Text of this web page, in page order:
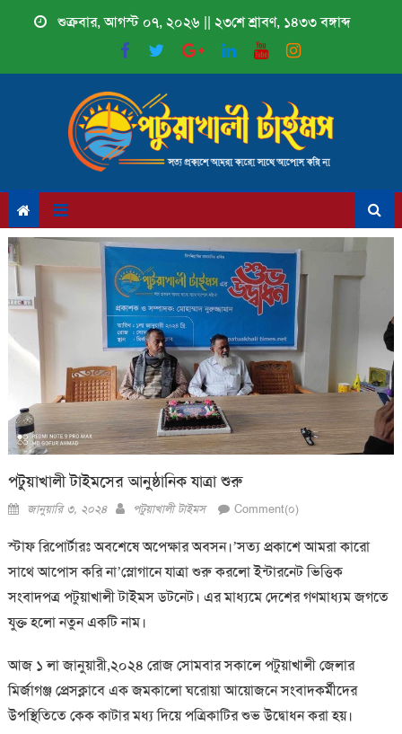
শুক্রবার, আগস্ট ০৭, ২০২৬ || ২৩শে শ্রাবণ, ১৪৩৩ বঙ্গাব্দ
পটুয়াখালী টাইমসের আনুষ্ঠানিক যাত্রা শুরু
Posted
জানুয়ারি ৩, ২০২৪ Author
পটুয়াখালী টাইমস Comment(০)
স্টাফ রিপোর্টারঃ অবশেষে অপেক্ষার অবসন।’সত্য প্রকাশে আমরা কারো
সাথে আপোস করি না’স্লোগানে যাত্রা শুরু করলো ইন্টারনেট ভিত্তিক
সংবাদপত্র পটুয়াখালী টাইমস ডটনেট। এর মাধ্যমে দেশের গণমাধ্যম জগতে
যুক্ত হলো নতুন একটি নাম।
আজ ১ লা জানুয়ারী,২০২৪ রোজ সোমবার সকালে পটুয়াখালী জেলার
মির্জাগঞ্জ প্রেসক্লাবে এক জমকালো ঘরোয়া আয়োজনে সংবাদকর্মীদের
উপস্থিতিতে কেক কাটার মধ্য দিয়ে পত্রিকাটির শুভ উদ্বোধন করা হয়।